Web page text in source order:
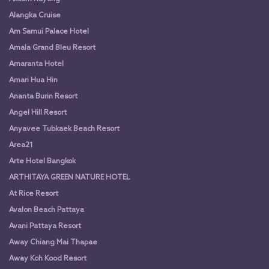
Alangka Cruise
Am Samui Palace Hotel
Amala Grand Bleu Resort
Amaranta Hotel
Amari Hua Hin
Ananta Burin Resort
Angel Hill Resort
Anyavee Tubkaek Beach Resort
Area21
Arte Hotel Bangkok
ARTHITAYA GREEN NATURE HOTEL
At Rice Resort
Avalon Beach Pattaya
Avani Pattaya Resort
Away Chiang Mai Thapae
Away Koh Kood Resort